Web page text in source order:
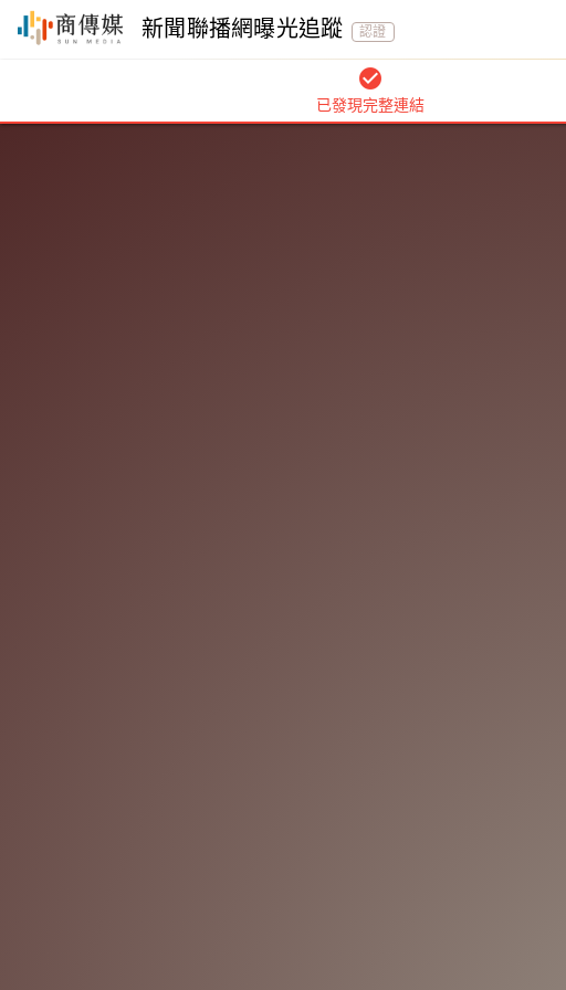
新聞聯播網曝光追蹤 認證
check_circle
已發現完整連結